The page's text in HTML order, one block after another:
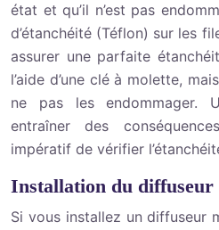
état et qu’il n’est pas
d’étanchéité (Téflon) sur les
assurer une parfaite
l’aide d’une clé à molette,
ne pas les endommager.
entraîner des
impératif de vérifier
Installation du diffuseur
Si vous installez un diffuseur